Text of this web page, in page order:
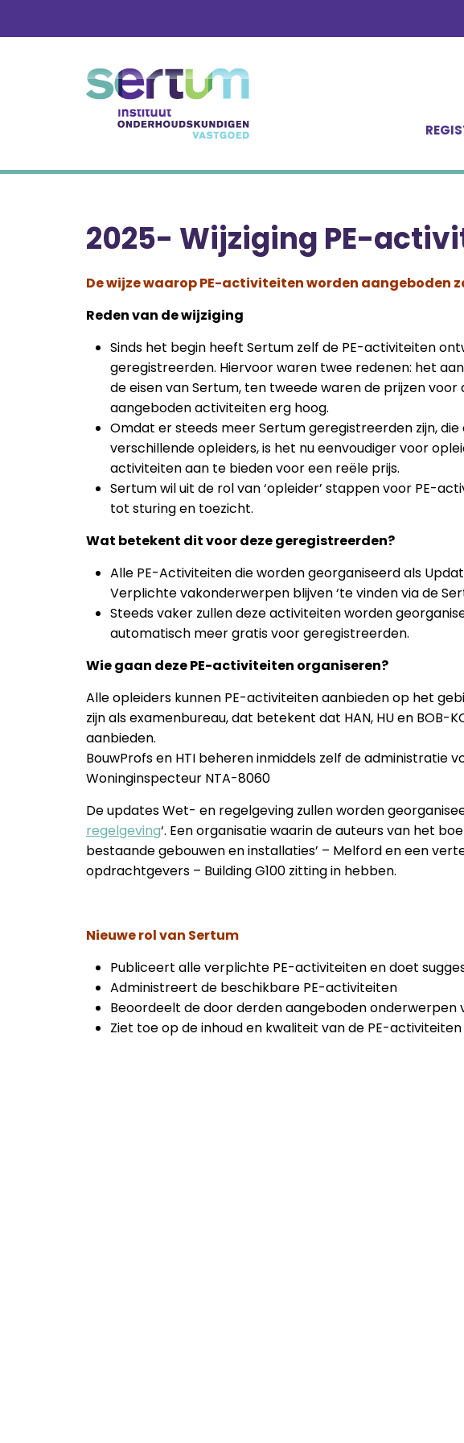
content
2025- Wijziging PE-
De wijze waarop PE-activiteiten worden aangeboden
Reden van de wijziging
Sinds het begin heeft Sertum zelf de PE-activiteiten
geregistreerden. Hiervoor waren twee redenen: het
de eisen van Sertum, ten tweede waren de prijzen
aangeboden activiteiten erg hoog.
Omdat er steeds meer Sertum geregistreerden zijn,
verschillende opleiders, is het nu eenvoudiger voor
activiteiten aan te bieden voor een reële prijs.
Sertum wil uit de rol van ‘opleider’ stappen voor PE-
tot sturing en toezicht.
Wat betekent dit voor deze geregistreerden?
Alle PE-Activiteiten die worden georganiseerd als
Verplichte vakonderwerpen blijven ‘te vinden via de
Steeds vaker zullen deze activiteiten worden
automatisch meer gratis voor geregistreerden.
Wie gaan deze PE-activiteiten organiseren?
Alle opleiders kunnen PE-activiteiten aanbieden op het
zijn als examenbureau, dat betekent dat HAN, HU en BOB-
aanbieden.
BouwProfs en HTI beheren inmiddels zelf de administratie
Woninginspecteur NTA-8060
De updates Wet- en regelgeving zullen worden
regelgeving‘. Een organisatie waarin de auteurs van het
bestaande gebouwen en installaties’ – Melford en een
opdrachtgevers – Building G100 zitting in hebben.
Nieuwe rol van Sertum
Publiceert alle verplichte PE-activiteiten en doet
Administreert de beschikbare PE-activiteiten
Beoordeelt de door derden aangeboden onderwerpen
Ziet toe op de inhoud en kwaliteit van de PE-activiteiten